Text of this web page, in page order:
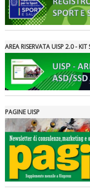
Ddl Lobby, Uisp: “Il
La formazione Uisp
AREA RISERVATA UISP 2.0 -
PAGINE UISP